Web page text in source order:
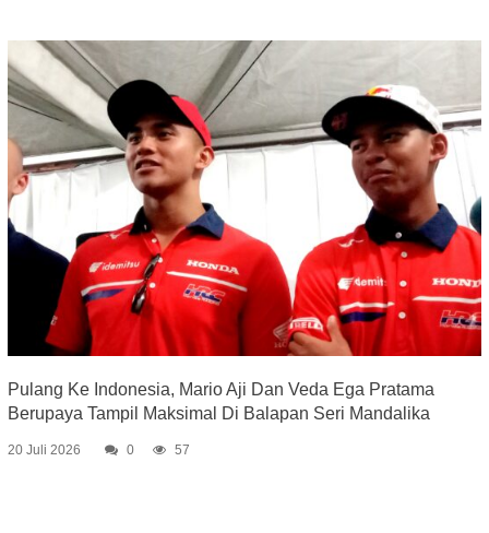
Pulang Ke Indonesia, Mario Aji Dan Veda Ega Pratama
Berupaya Tampil Maksimal Di Balapan Seri Mandalika
20 Juli 2026 0 57